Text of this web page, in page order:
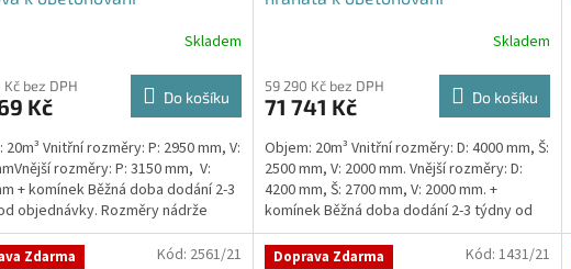
Skladem
bez DPH
Kč Do košíku
20m³ Vnitřní rozměry: P: 2950 mm, V:
rozměry: P: 3150 mm, V:
+ komínek Běžná doba dodání 2-3
objednávky. Rozměry nádrže
produktu
je
z
5
hvězdiček.
Skladem
59 290 Kč bez DPH
71 741 Kč Do košíku
Objem: 20m³ Vnitřní rozměry: D: 4000 mm, Š:
2500 mm, V: 2000 mm. Vnější rozměry: D:
4200 mm, Š: 2700 mm, V: 2000 mm. +
komínek Běžná doba dodání 2-3 týdny od
objednávky....
Zdarma Kód: 2561/21 Doprava Zdarma Kód: 1431/21